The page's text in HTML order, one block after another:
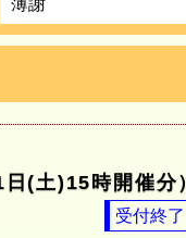
(土)15時開催分
受付終了